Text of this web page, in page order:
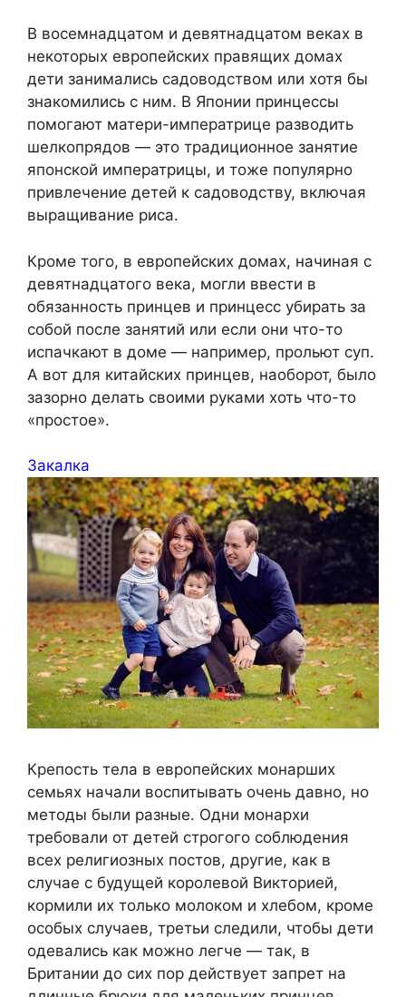
В восемнадцатом и девятнадцатом веках в
некоторых европейских правящих домах
дети занимались садоводством или хотя бы
знакомились с ним. В Японии принцессы
помогают матери-императрице разводить
шелкопрядов — это традиционное занятие
японской императрицы, и тоже популярно
привлечение детей к садоводству, включая
выращивание риса.
Кроме того, в европейских домах, начиная с
девятнадцатого века, могли ввести в
обязанность принцев и принцесс убирать за
собой после занятий или если они что-то
испачкают в доме — например, прольют суп.
А вот для китайских принцев, наоборот, было
зазорно делать своими руками хоть что-то
«простое».
Закалка
Крепость тела в европейских монарших
семьях начали воспитывать очень давно, но
методы были разные. Одни монархи
требовали от детей строгого соблюдения
всех религиозных постов, другие, как в
случае с будущей королевой Викторией,
кормили их только молоком и хлебом, кроме
особых случаев, третьи следили, чтобы дети
одевались как можно легче — так, в
Британии до сих пор действует запрет на